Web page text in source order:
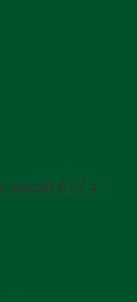
gemäß § 27 a